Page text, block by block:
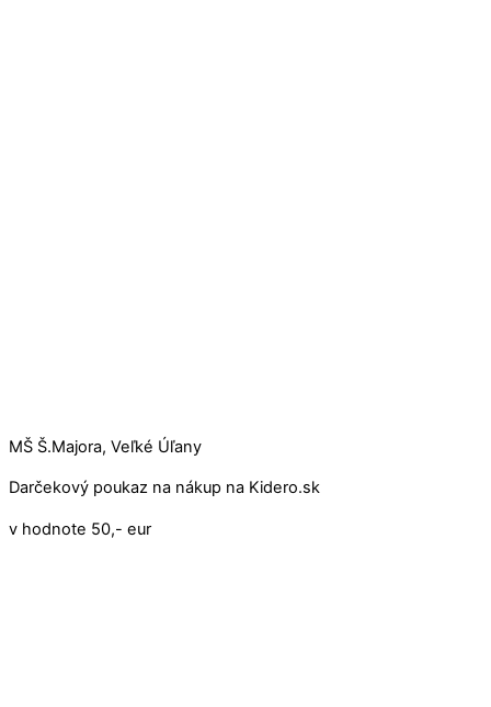
MŠ Š.Majora, Veľké Úľany
Darčekový poukaz na nákup na Kidero.sk
v hodnote 50,- eur